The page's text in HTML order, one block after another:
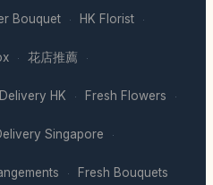
Bouquet · HK Florist ·
· 花店推薦 ·
HK · Fresh Flowers ·
Singapore ·
· Fresh Bouquets